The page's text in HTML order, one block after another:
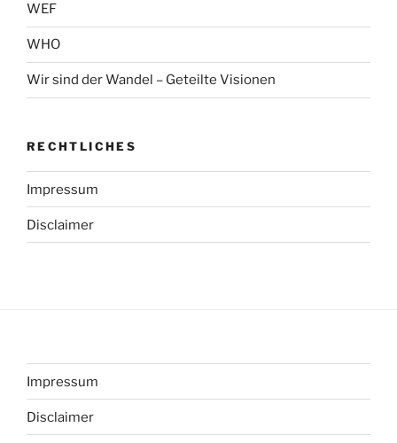
WEF
WHO
Wir sind der Wandel – Geteilte Visionen
RECHTLICHES
Impressum
Disclaimer
Impressum
Disclaimer